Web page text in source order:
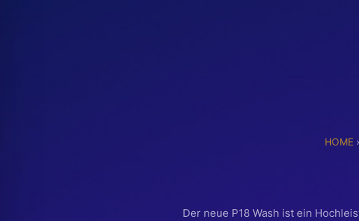
HOME ›
Der neue P18 Wash ist ein